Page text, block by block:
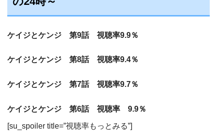
ケイジとケンジ 第9話 視聴率9.9％
ケイジとケンジ 第8話 視聴率9.4％
ケイジとケンジ 第7話 視聴率9.7％
ケイジとケンジ 第6話 視聴率 9.9％
[su_spoiler title=”視聴率もっとみる”]